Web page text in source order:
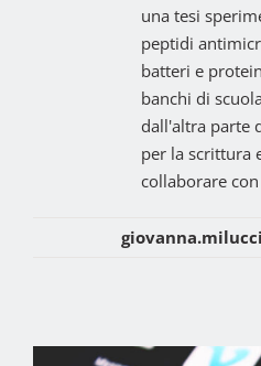
una tesi
peptidi
batteri e
banchi di
dall'altra parte
per la scrittura
collaborare